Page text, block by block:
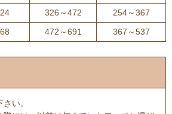
326～472
254～367
472～691 367～537
い。